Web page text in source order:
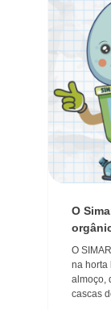
O
O
na horta
almoço,
cascas